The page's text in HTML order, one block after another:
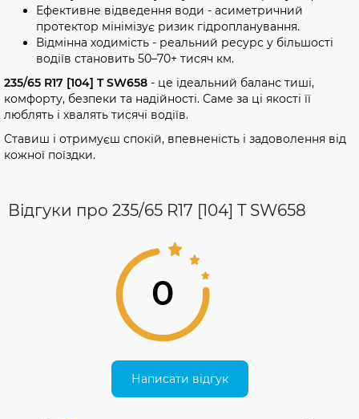
Ефективне відведення води - асиметричний
протектор мінімізує ризик гідропланування.
Відмінна ходимість - реальний ресурс у більшості
водіїв становить 50–70+ тисяч км.
235/65 R17 [104] T SW658 - це ідеальний баланс тиші,
комфорту, безпеки та надійності. Саме за ці якості її
люблять і хвалять тисячі водіїв.
Ставиш і отримуєш спокій, впевненість і задоволення від
кожної поїздки.
Відгуки про 235/65 R17 [104] T SW658
0
Написати відгук